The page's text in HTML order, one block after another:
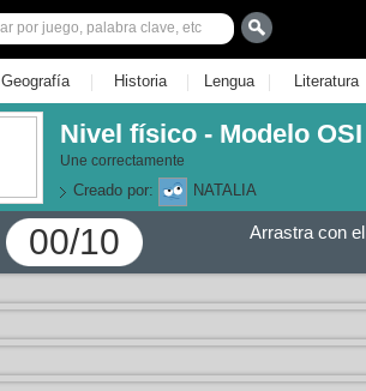
Geografía | Historia | Lengua | Literatura
Nivel físico - Modelo OSI
Une correctamente
Creado por: NATALIA
00/10
Arrastra con